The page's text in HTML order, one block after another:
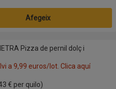
Afegeix
i formatge
Pizza de pernil dolç i
a 9,99 euros/lot. Clica aquí
€ per quilo)